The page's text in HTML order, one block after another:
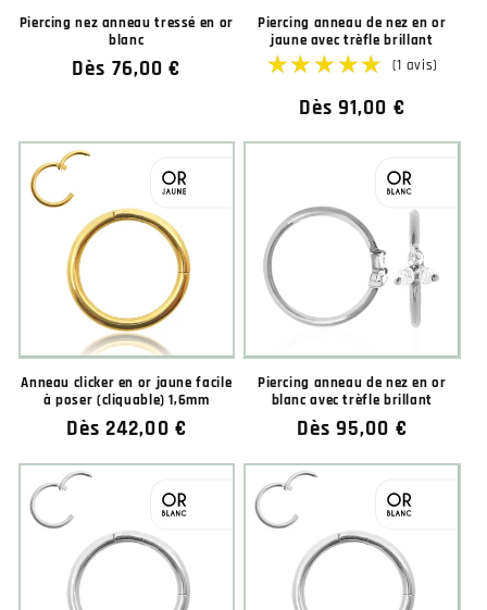
Piercing nez anneau tressé en or
blanc
Prix
Dès 76,00 €
Piercing anneau de nez en or
jaune avec trèfle brillant
★★★★★
★★★★★
Prix
habituel
Dès 91,00 €
Anneau clicker en or jaune facile
à poser (cliquable) 1,6mm
Prix
habituel
Dès 242,00 €
Piercing anneau de nez en or
blanc avec trèfle brillant
Prix
habituel
Dès 95,00 €